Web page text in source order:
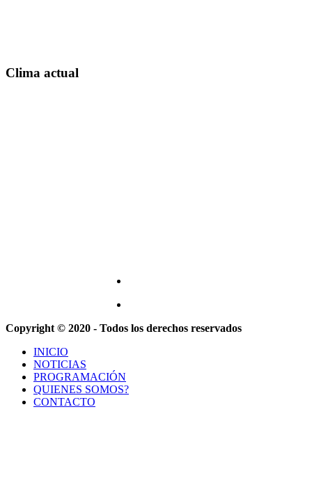
Clima actual
Copyright © 2020 - Todos los derechos reservados
INICIO
NOTICIAS
PROGRAMACIÓN
QUIENES SOMOS?
CONTACTO